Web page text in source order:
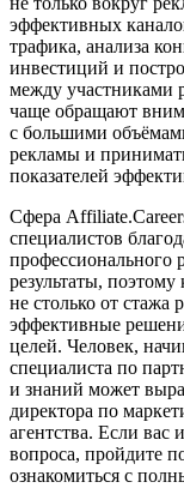
эффективных
трафика, анализа
инвестиций и
между участниками
чаще обращают
с большими
рекламы и
показателей
Сфера
специалистов
профессионального
результаты,
не столько от стажа
эффективные
целей. Человек,
специалиста по
и знаний может
директора по
агентства. Если вас
вопроса, пройдите
ознакомиться с